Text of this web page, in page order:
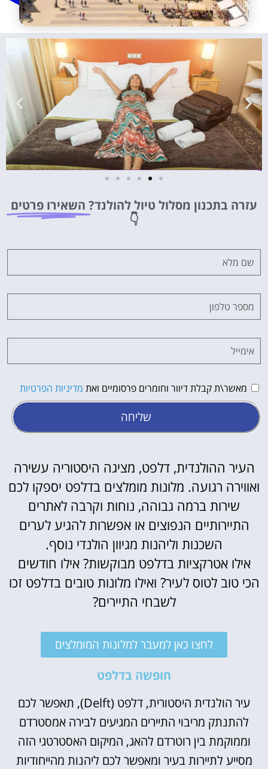
מציאת מלון
לחצו
עזרה בתכנון מסלול טיול להולנד? השאירו פרטים
👇
מאשר\ת קבלת דיוור וחומרים פרסומיים ואת מדיניות הפרטיות
שליחה
העיר ההולנדית, דלפט, מציגה היסטוריה עשירה
ואווירה רגועה. מלונות מומלצים בדלפט יספקו לכם
שירות ברמה גבוהה, נוחות וקרבה לאתרים
התיירותיים הנפוצים או אפשרות להגיע לערים
השכנות וליהנות מגיוון הולנדי נוסף.
אילו אטרקציות בדלפט מבוקשות? אילו חודשים
הכי טוב לטוס לעיר? ואילו מלונות טובים בדלפט זכו
לשבחי התיירים?
לחצו כאן למעבר למלונות המומלצים
חופשה בדלפט
עיר הולנדית היסטורית, דלפט (Delft), תאפשר לכם
להתנתק מריבוי התיירים המגיעים לבירה אמסטרדם
וממוקמת בין רוטרדם להאג, המיקום האסטרטגי הזה
מסייע לתיירות בעיר ומאפשר לכם ליהנות מהייחודיות